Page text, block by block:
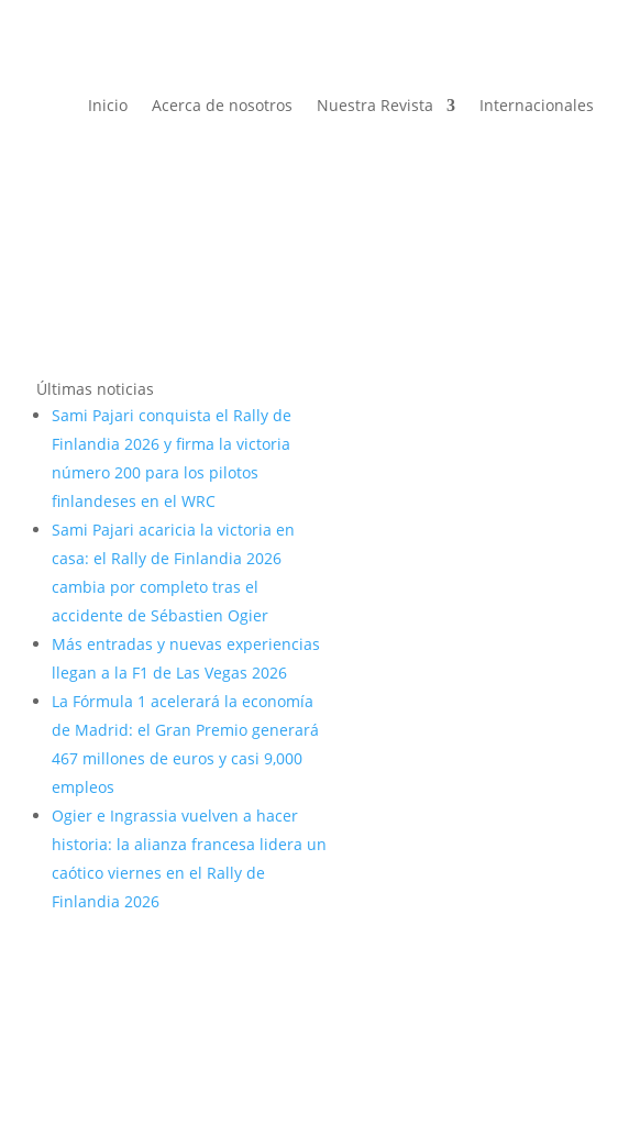
Inicio Acerca de nosotros Nuestra Revista Internacionales
Últimas noticias
Sami Pajari conquista el Rally de
Finlandia 2026 y firma la victoria
número 200 para los pilotos
finlandeses en el WRC
Sami Pajari acaricia la victoria en
casa: el Rally de Finlandia 2026
cambia por completo tras el
accidente de Sébastien Ogier
Más entradas y nuevas experiencias
llegan a la F1 de Las Vegas 2026
La Fórmula 1 acelerará la economía
de Madrid: el Gran Premio generará
467 millones de euros y casi 9,000
empleos
Ogier e Ingrassia vuelven a hacer
historia: la alianza francesa lidera un
caótico viernes en el Rally de
Finlandia 2026